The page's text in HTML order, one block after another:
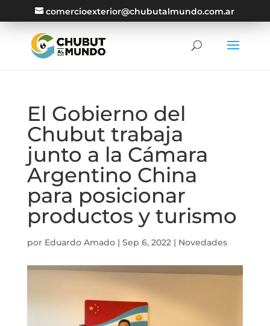
comercioexterior@chubutalmundo.com.ar
El Gobierno del
Chubut trabaja
junto a la Cámara
Argentino China
para posicionar
productos y turismo
por Eduardo Amado| Sep 6, 2022| Novedades